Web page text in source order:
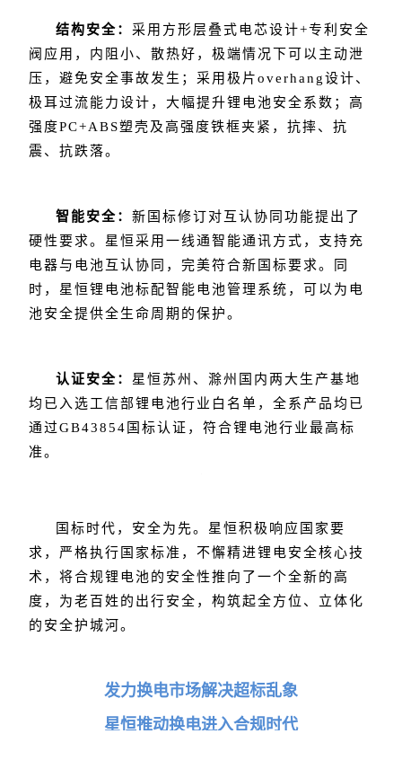
结构安全： 采用方形层叠式电芯设计+专利安全
阀应用，内阻小、散热好，极端情况下可以主动泄
压，避免安全事故发生；采用极片overhang设计、
极耳过流能力设计，大幅提升锂电池安全系数；高
强度PC+ABS塑壳及高强度铁框夹紧，抗摔、抗
震、抗跌落。
智能安全： 新国标修订对互认协同功能提出了
硬性要求。星恒采用一线通智能通讯方式，支持充
电器与电池互认协同，完美符合新国标要求。同
时，星恒锂电池标配智能电池管理系统，可以为电
池安全提供全生命周期的保护。
认证安全： 星恒苏州、滁州国内两大生产基地
均已入选工信部锂电池行业白名单，全系产品均已
通过GB43854国标认证，符合锂电池行业最高标
准。
国标时代，安全为先。星恒积极响应国家要
求，严格执行国家标准，不懈精进锂电安全核心技
术，将合规锂电池的安全性推向了一个全新的高
度，为老百姓的出行安全，构筑起全方位、立体化
的安全护城河。
发力换电市场解决超标乱象
星恒推动换电进入合规时代